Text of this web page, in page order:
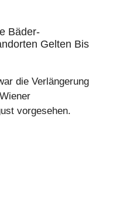
Bäder-
Gelten Bis
die Verlängerung
vorgesehen.